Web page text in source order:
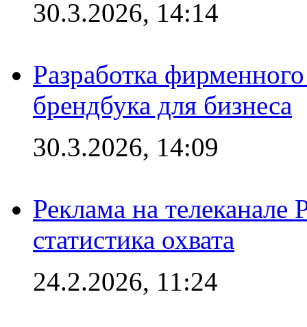
30.3.2026, 14:14
Разработка
брендбука для бизнеса
30.3.2026, 14:09
Реклама на
статистика охвата
24.2.2026, 11:24